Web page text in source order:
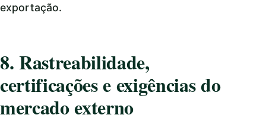
exportação.
8. Rastreabilidade,
certificações e exigências do
mercado externo